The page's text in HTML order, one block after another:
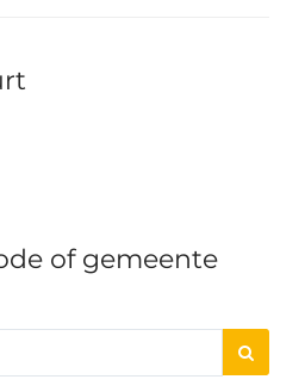
of gemeente